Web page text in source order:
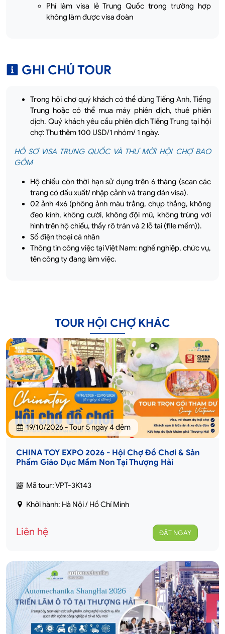
Phí làm visa lẻ Trung Quốc trong trường hợp
không làm được visa đoàn
GHI CHÚ TOUR
Trong hội chợ quý khách có thể dùng Tiếng Anh, Tiếng
Trung hoặc có thể mua máy phiên dịch, thuê phiên
dịch. Quý khách yêu cầu phiên dịch Tiếng Trung tại hội
chợ: Thu thêm 100 USD/1 nhóm/ 1 ngày.
HỒ SƠ VISA TRUNG QUỐC VÀ THƯ MỜI HỘI CHỢ BAO
GỒM
Hộ chiếu còn thời hạn sử dụng trên 6 tháng (scan các
trang có dấu xuất/ nhập cảnh và trang dán visa).
02 ảnh 4x6 (phông ảnh màu trắng, chụp thẳng, không
đeo kính, không cười, không đội mũ, không trùng với
hình trên hộ chiếu, thấy rõ trán và 2 lỗ tai (file mềm)).
Số điện thoại cá nhân
Thông tin công việc tại Việt Nam: nghề nghiệp, chức vụ,
tên công ty đang làm việc.
TOUR HỘI CHỢ KHÁC
19/10/2026 - Tour 5 ngày 4 đêm
CHINA TOY EXPO 2026 - Hội Chợ Đồ Chơi & Sản
Phẩm Giáo Dục Mầm Non Tại Thượng Hải
Mã tour: VPT-3K143
Khởi hành: Hà Nội / Hồ Chí Minh
Liên hệ ĐẶT NGAY